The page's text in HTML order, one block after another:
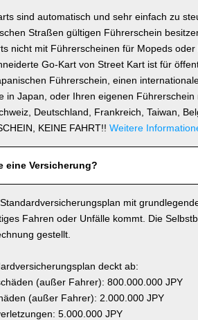
sind automatisch und sehr einfach zu
Straßen gültigen Führerschein
nicht mit Führerscheinen für Mopeds
Go-Kart von Street Kart ist für
Führerschein, einen
in Japan, oder Ihren eigenen
Deutschland, Frankreich, Taiwan,
KEINE FAHRT!! Weitere
eine Versicherung?
mit
Fahren oder Unfälle kommt. Die
gestellt.
deckt ab:
(außer Fahrer): 800.000.000 JPY
(außer Fahrer): 2.000.000 JPY
5.000.000 JPY